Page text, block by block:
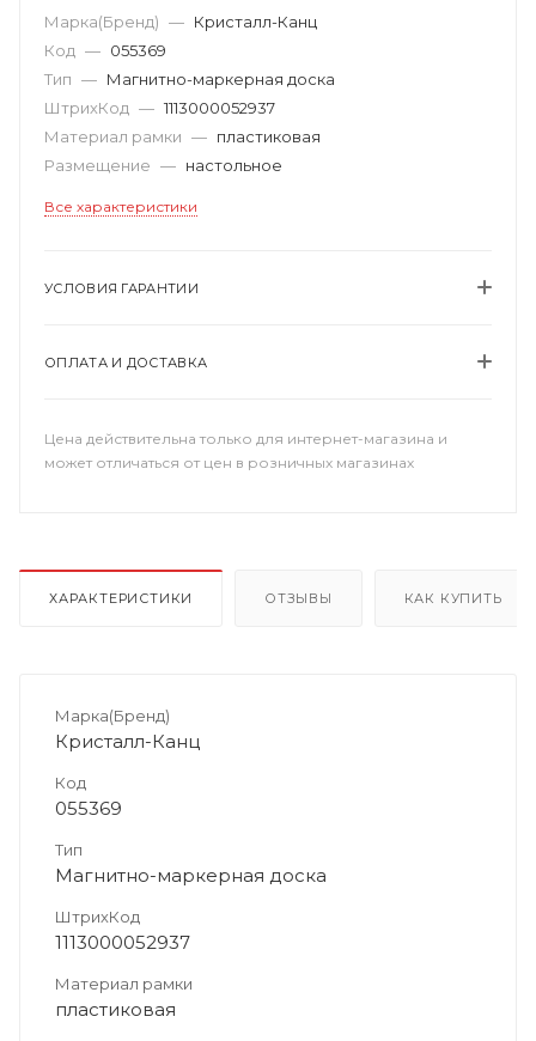
Марка(Бренд) — Кристалл-Канц
Код — 055369
Тип — Магнитно-маркерная доска
ШтрихКод — 1113000052937
Материал рамки — пластиковая
Размещение — настольное
Все характеристики
УСЛОВИЯ ГАРАНТИИ
ОПЛАТА И ДОСТАВКА
Цена действительна только для интернет-магазина и
может отличаться от цен в розничных магазинах
ХАРАКТЕРИСТИКИ ОТЗЫВЫ КАК КУПИТЬ
Марка(Бренд)
Кристалл-Канц
Код
055369
Тип
Магнитно-маркерная доска
ШтрихКод
1113000052937
Материал рамки
пластиковая